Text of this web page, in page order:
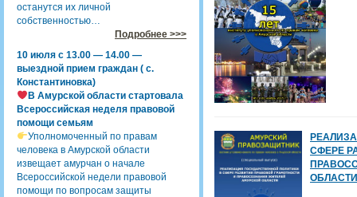
останутся их личной
собственностью…
Подробнее >>>
10 июля с 13.00 — 14.00 —
выездной прием граждан ( с.
Константиновка)
В Амурской области стартовала
Всероссийская неделя правовой
помощи семьям
Уполномоченный по правам
человека в Амурской области
извещает амурчан о начале
Всероссийской недели правовой
помощи по вопросам защиты
СФЕРЕ